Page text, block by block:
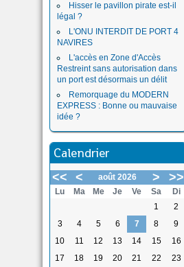
Hisser le pavillon pirate est-il
légal ?
L'ONU INTERDIT DE PORT 4
NAVIRES
L'accès en Zone d'Accès
Restreint sans autorisation dans
un port est désormais un délit
Remorquage du MODERN
EXPRESS : Bonne ou mauvaise
idée ?
Calendrier
<< < août 2026 > >>
Lu Ma Me Je Ve Sa
Di
1
2
3
4 5 6 7 8
9
10
11 12 13 14 15
16
17
18 19 20 21 22 23